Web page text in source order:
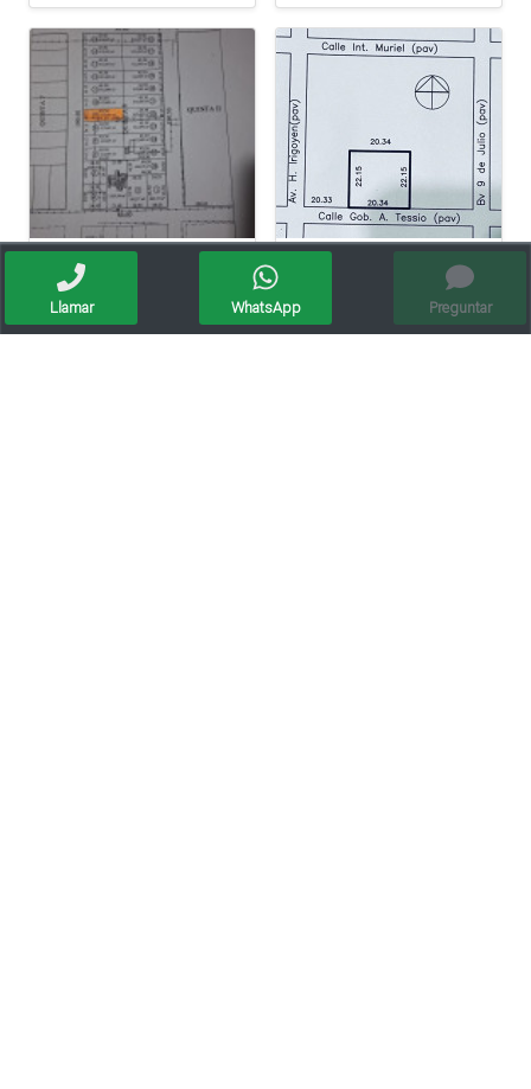
Vendo Lote En Roca De 612 Mts/2º Lote Barrio El Bosque A 20 Metros De Av. Irigoyen
Llamar WhatsApp Preguntar